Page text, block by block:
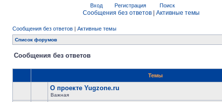
Вход Регистрация Поиск
Сообщения без ответов Активные темы
Сообщения без ответов | Активные темы
Список форумов
Сообщения без ответов
Темы
О проекте Yugzone.ru
Важная